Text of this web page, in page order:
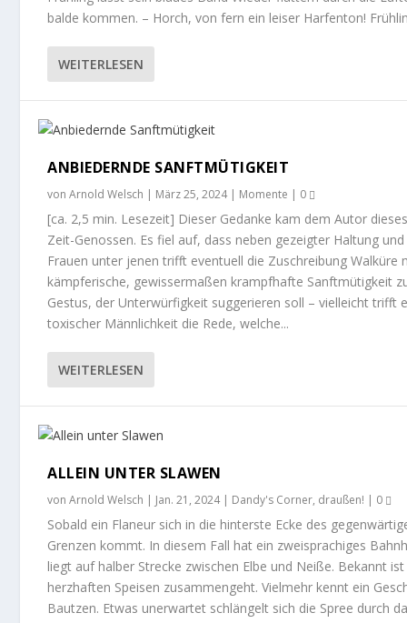
balde kommen. – Horch, von fern ein leiser Harfenton!
WEITERLESEN
ANBIEDERNDE SANFTMÜTIGKEIT
vonArnold Welsch | März 25, 2024| Momente | 0
[ca. 2,5 min. Lesezeit] Dieser Gedanke kam dem Autor
Zeit-Genossen. Es fiel auf, dass neben gezeigter Haltung
Frauen unter jenen trifft eventuell die Zuschreibung
kämpferische, gewissermaßen krampfhafte Sanftmütigkeit
Gestus, der Unterwürfigkeit suggerieren soll – vielleicht trifft
toxischer Männlichkeit die Rede, welche...
WEITERLESEN
ALLEIN UNTER SLAWEN
vonArnold Welsch | Jan. 21, 2024| Dandy's Corner, draußen! | 0
Sobald ein Flaneur sich in die hinterste Ecke des
Grenzen kommt. In diesem Fall hat ein zweisprachiges
liegt auf halber Strecke zwischen Elbe und Neiße. Bekannt
herzhaften Speisen zusammengeht. Vielmehr kennt ein
Bautzen. Etwas unerwartet schlängelt sich die Spree durch